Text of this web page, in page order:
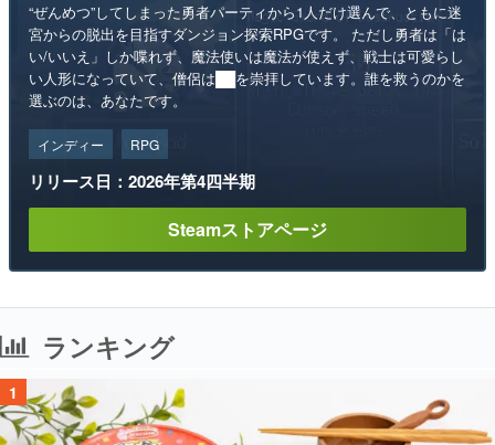
“ぜんめつ”してしまった勇者パーティから1人だけ選んで、ともに迷
宮からの脱出を目指すダンジョン探索RPGです。 ただし勇者は「は
い/いいえ」しか喋れず、魔法使いは魔法が使えず、戦士は可愛らし
い人形になっていて、僧侶は██を崇拝しています。誰を救うのかを
選ぶのは、あなたです。
インディー RPG
リリース日：2026年第4四半期
Steamストアページ
ランキング
1